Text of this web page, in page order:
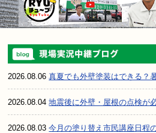
2026.08.06真夏でも外壁塗装はできる？
2026.08.04地震後に外壁・屋根の点検が
2026.08.03今月の塗り替え市民講座日程